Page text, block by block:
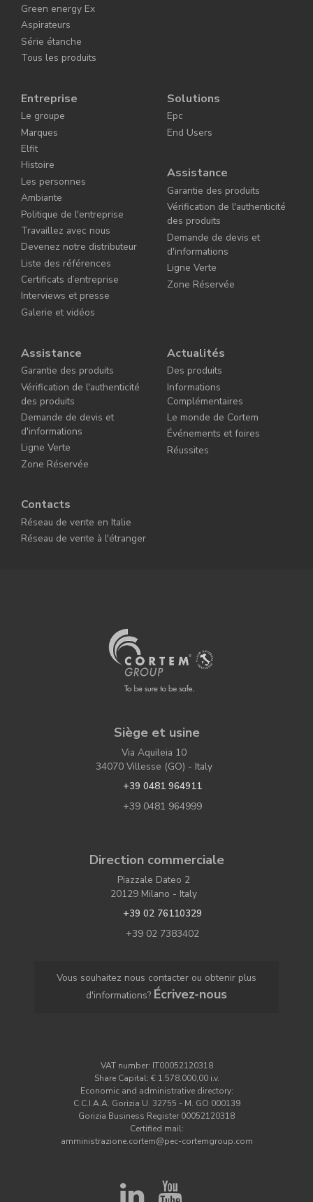
Green energy Ex
Aspirateurs
Série étanche
Tous les produits
Entreprise
Le groupe
Marques
Elfit
Histoire
Les personnes
Ambiante
Politique de l'entreprise
Travaillez avec nous
Devenez notre distributeur
Liste des références
Certificats d’entreprise
Interviews et presse
Galerie et vidéos
Solutions
Epc
End Users
Assistance
Garantie des produits
Vérification de l'authenticité
des produits
Demande de devis et
d'informations
Ligne Verte
Zone Réservée
Assistance
Garantie des produits
Vérification de l'authenticité
des produits
Demande de devis et
d'informations
Ligne Verte
Zone Réservée
Actualités
Des produits
Informations
Complémentaires
Le monde de Cortem
Événements et foires
Réussites
Contacts
Réseau de vente en Italie
Réseau de vente à l'étranger
Siège et usine
Via Aquileia 10
34070 Villesse (GO) - Italy
+39 0481 964911
+39 0481 964999
Direction commerciale
Piazzale Dateo 2
20129 Milano - Italy
+39 02 76110329
+39 02 7383402
Vous souhaitez nous contacter ou obtenir plus
d'informations? Écrivez-nous
VAT number: IT00052120318
Share Capital: € 1.578.000,00 i.v.
Economic and administrative directory:
C.C.I.A.A. Gorizia U. 32755 - M. GO 000139
Gorizia Business Register 00052120318
Certified mail:
amministrazione.cortem@pec-cortemgroup.com